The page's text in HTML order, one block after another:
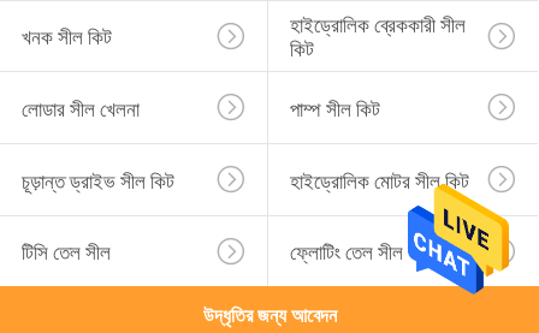
খনক সীল কিট
হাইড্রোলিক ব্রেককারী সীল
কিট
লোডার সীল খেলনা পাম্প সীল কিট
চূড়ান্ত ড্রাইভ সীল কিট হাইড্রোলিক মোটর সীল কিট
টিসি তেল সীল ফ্লোটিং তেল সীল
উদ্ধৃতির জন্য আবেদন